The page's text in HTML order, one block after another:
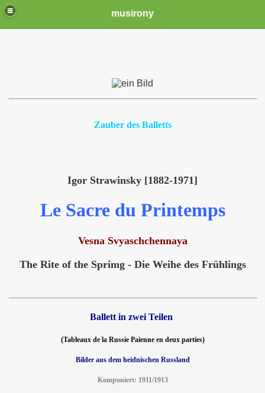
musirony
Zauber des Balletts
Igor Strawinsky [1882-1971]
Le Sacre du Printemps
Vesna Svyaschchennaya
The Rite of the Sprimg - Die Weihe des Frühlings
Ballett in zwei Teilen
(Tableaux de la Russie Paienne en deux parties)
Bilder aus dem heidnischen Russland
Komponiert: 1911/1913